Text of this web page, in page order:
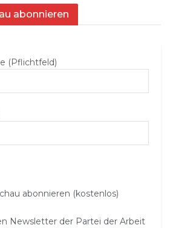
abonnieren
(Pflichtfeld)
abonnieren (kostenlos)
Newsletter der Partei der Arbeit